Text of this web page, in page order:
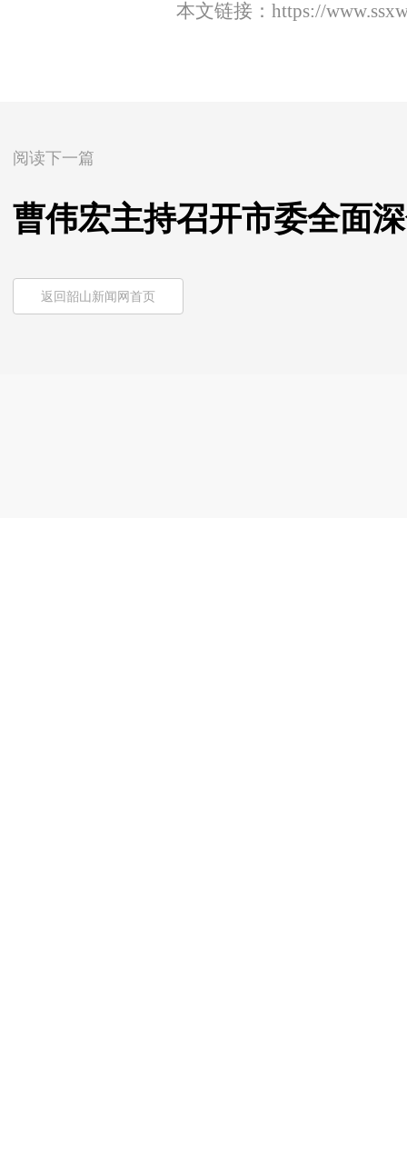
本文链接： https://
阅读下一篇
曹伟宏主持召开市委全面
返回韶山新闻网首页